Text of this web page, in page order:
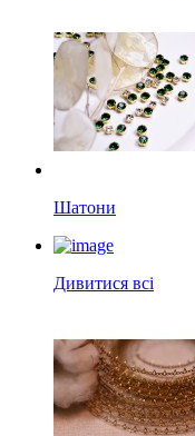
Шатони
Дивитися всі